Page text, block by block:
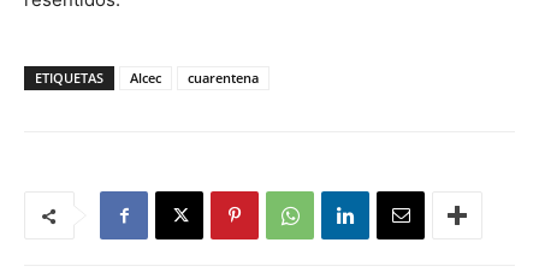
ETIQUETAS Alcec cuarentena